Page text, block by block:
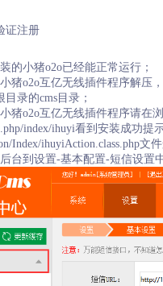
证注册
的小猪o2o已经能正常运行；
猪o2o互亿无线插件程序解压
录的cms目录；
猪o2o互亿无线插件程序请在
index/ihuyi看到安装成功提
Index/ihuyiAction.class.php文件
台到设置-基本配置-短信设置